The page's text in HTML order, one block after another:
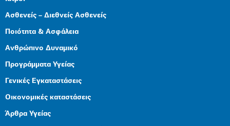
Ασθενείς – Διεθνείς Ασθενείς
Ποιότητα & Ασφάλεια
Ανθρώπινο Δυναμικό
Προγράμματα Υγείας
Γενικές Εγκαταστάσεις
Οικονομικές καταστάσεις
Άρθρα Υγείας